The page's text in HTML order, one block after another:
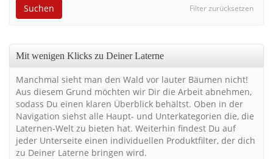
Filter zurücksetzen
Suchen
Mit wenigen Klicks zu Deiner Laterne
Manchmal sieht man den Wald vor lauter Bäumen nicht!
Aus diesem Grund möchten wir Dir die Arbeit abnehmen,
sodass Du einen klaren Überblick behältst. Oben in der
Navigation siehst alle Haupt- und Unterkategorien die, die
Laternen-Welt zu bieten hat. Weiterhin findest Du auf
jeder Unterseite einen individuellen Produktfilter, der dich
zu Deiner Laterne bringen wird.